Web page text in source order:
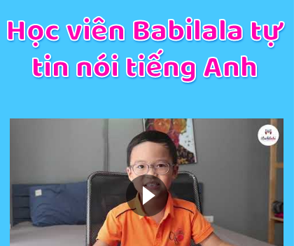
Học viên Babilala tự
tin nói tiếng Anh